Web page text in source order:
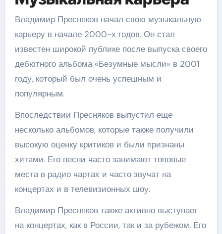
Владимир Пресняков начал свою музыкальную
карьеру в начале 2000-х годов. Он стал
известен широкой публике после выпуска своего
дебютного альбома «Безумные мысли» в 2001
году, который был очень успешным и
популярным.
Впоследствии Пресняков выпустил еще
несколько альбомов, которые также получили
высокую оценку критиков и были признаны
хитами. Его песни часто занимают топовые
места в радио чартах и часто звучат на
концертах и в телевизионных шоу.
Владимир Пресняков также активно выступает
на концертах, как в России, так и за рубежом. Его